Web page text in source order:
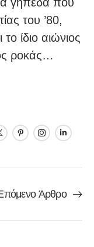
του ’80,
ίδιο αιώνιος
ροκάς…
Άρθρο